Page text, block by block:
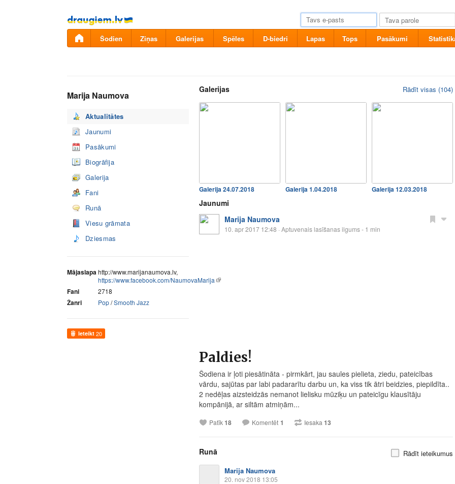
Pāriet
uz
saturu
Šodien Ziņas Galerijas Spēles D-biedri Lapas Tops Pasākumi
Marija Naumova
Aktualitātes
Jaunumi
Pasākumi
Biogrāfija
Galerija
Fani
Runā
Viesu grāmata
Dziesmas
Mājaslapahttp://www.marijanaumova.lv,
https://www.facebook.com/NaumovaMarija
Fani 2718
Žanri Pop/Smooth Jazz
Ieteikt 20
Galerijas Rādīt visas (104)
Galerija 24.07.2018 Galerija 1.04.2018 Galerija 12.03.2018
Jaunumi
Marija Naumova
10. apr 2017 12:48 · Aptuvenais lasīšanas ilgums - 1 min
Paldies!
Šodiena ir ļoti piesātināta - pirmkārt, jau saules pielieta, ziedu, pateicības
vārdu, sajūtas par labi padararītu darbu un, ka viss tik ātri beidzies, piepildīta..
2 nedēļas aizsteidzās nemanot lielisku mūziķu un pateicīgu klausītāju
kompānijā, ar siltām atmiņām...
Patīk18 Komentēt 1 Iesaka 13
Runā
Rādīt ieteikumus
Marija Naumova
20. nov 2018 13:05